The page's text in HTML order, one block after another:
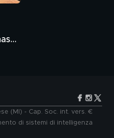
vita in tv
(MI) - Cap. Soc. int. vers. €
di sistemi di intelligenza